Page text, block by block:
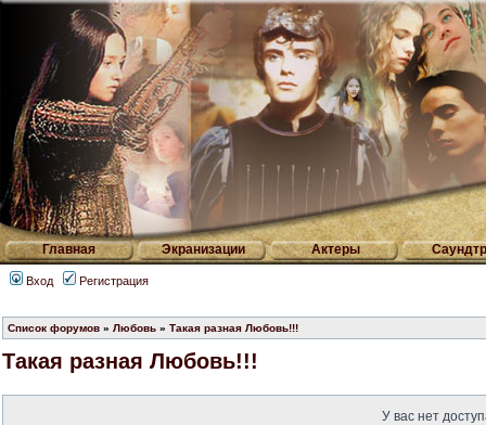
Главная Экранизации Актеры
Вход Регистрация
Список форумов » Любовь » Такая разная Любовь!!!
Такая разная Любовь!!!
У вас нет